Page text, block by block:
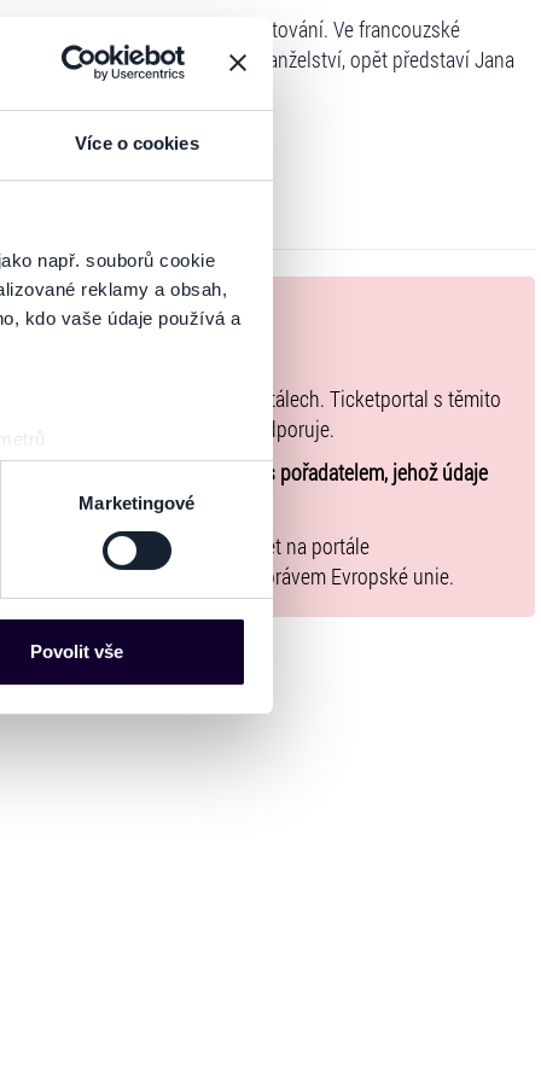
Více o cookies
např. souborů cookie
reklamy a obsah,
kdo vaše údaje používá a
prstu)
. Svůj souhlas
mohou představovat
obsahu a reklam.
Marketingové
Povolit vše
uspořádání vzájemného zúčtování. Ve francouzské
úspěšné inscenaci Otevřené manželství, opět představí Jana
na přeprodejních portálech. Ticketportal s těmito
přeprodávání vstupenek nepodporuje.
o účasti na akci uzavíráte přímo s pořadatelem, jehož údaje
EU 2022/2065 zavázal nabízet na portále
jsou v souladu s použitelným právem Evropské unie.